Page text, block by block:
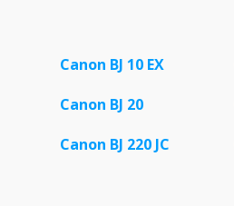
Canon BJ 10 EX
Canon BJ 20
Canon BJ 220 JC